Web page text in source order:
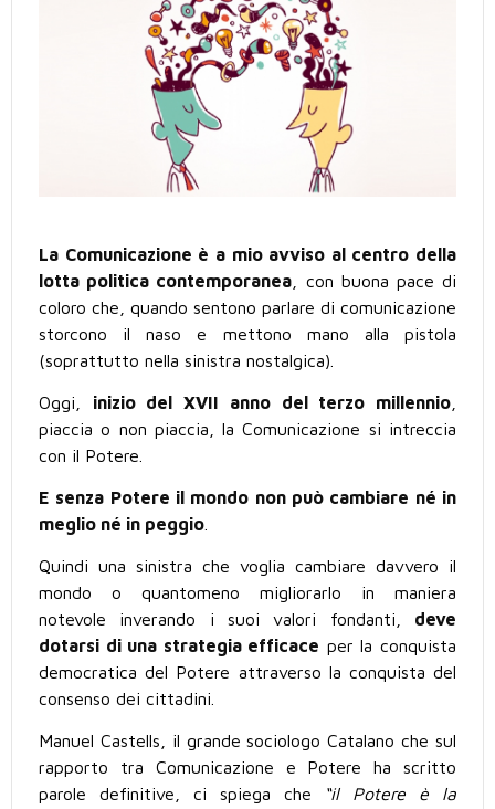
La Comunicazione è a mio avviso al centro della
lotta politica contemporanea , con buona pace di
coloro che, quando sentono parlare di comunicazione
storcono il naso e mettono mano alla pistola
(soprattutto nella sinistra nostalgica).
Oggi, inizio del XVII anno del terzo millennio
piaccia o non piaccia, la Comunicazione si intreccia
con il Potere.
E senza Potere il mondo non può cambiare né in
meglio né in peggio
Quindi una sinistra che voglia cambiare davvero il
mondo o quantomeno migliorarlo in maniera
notevole inverando i suoi valori fondanti, deve
dotarsi di una strategia efficace per la conquista
democratica del Potere attraverso la conquista del
consenso dei cittadini.
Manuel Castells, il grande sociologo Catalano che sul
rapporto tra Comunicazione e Potere ha scritto
parole definitive, ci spiega che
“il Potere è la